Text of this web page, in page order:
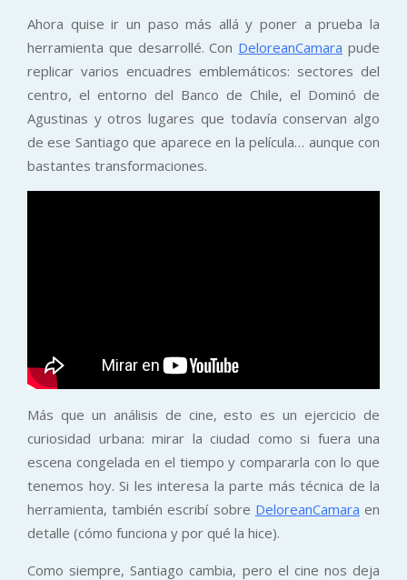
Ahora quise ir un paso más allá y poner a prueba la
herramienta que desarrollé. Con DeloreanCamara pude
replicar varios encuadres emblemáticos: sectores del
centro, el entorno del Banco de Chile, el Dominó de
Agustinas y otros lugares que todavía conservan algo
de ese Santiago que aparece en la película… aunque con
bastantes transformaciones.
Más que un análisis de cine, esto es un ejercicio de
curiosidad urbana: mirar la ciudad como si fuera una
escena congelada en el tiempo y compararla con lo que
tenemos hoy. Si les interesa la parte más técnica de la
herramienta, también escribí sobre DeloreanCamara en
detalle (cómo funciona y por qué la hice).
Como siempre, Santiago cambia, pero el cine nos deja